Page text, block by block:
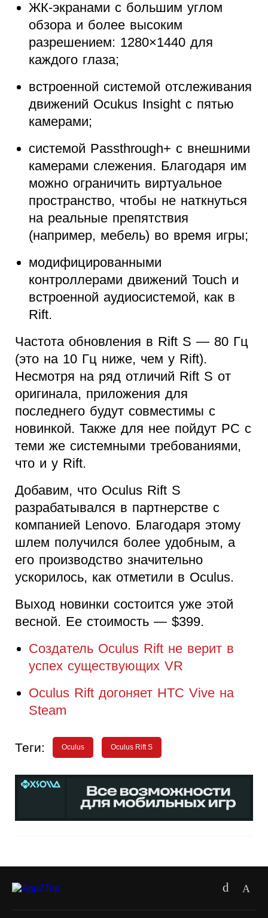
ЖК-экранами с большим углом
обзора и более высоким
разрешением: 1280×1440 для
каждого глаза;
встроенной системой отслеживания
движений Ocukus Insight с пятью
камерами;
системой Passthrough+ с внешними
камерами слежения. Благодаря им
можно ограничить виртуальное
пространство, чтобы не наткнуться
на реальные препятствия
(например, мебель) во время игры;
модифицированными
контроллерами движений Touch и
встроенной аудиосистемой, как в
Rift.
Частота обновления в Rift S — 80 Гц
(это на 10 Гц ниже, чем у Rift).
Несмотря на ряд отличий Rift S от
оригинала, приложения для
последнего будут совместимы с
новинкой. Также для нее пойдут PC с
теми же системными требованиями,
что и у Rift.
Добавим, что Oculus Rift S
разрабатывался в партнерстве с
компанией Lenovo. Благодаря этому
шлем получился более удобным, а
его производство значительно
ускорилось, как отметили в Oculus.
Выход новинки состоится уже этой
весной. Ее стоимость — $399.
Создатель Oculus Rift не верит в
успех существующих VR
Oculus Rift догоняет HTC Vive на
Steam
Теги: Oculus Oculus Rift S